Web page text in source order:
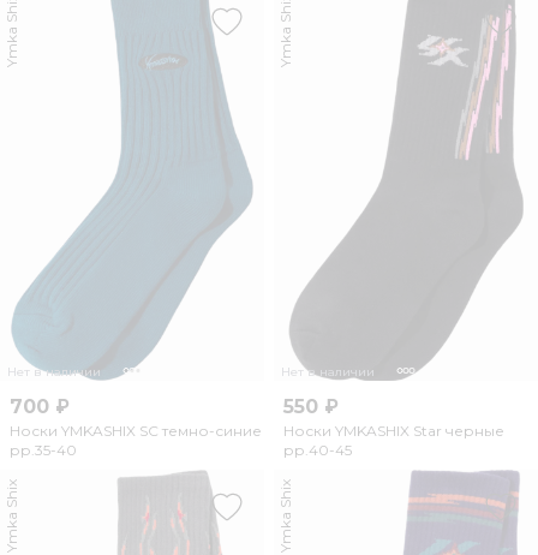
Нет в наличии
Ymka Shix
700 ₽
Носки YMKASHIX SC темно-синие
рр.35-40
Нет в наличии
Ymka Shix
550 ₽
Носки YMKASHIX Star черные
рр.40-45
Ymka Shix Ymka Shix